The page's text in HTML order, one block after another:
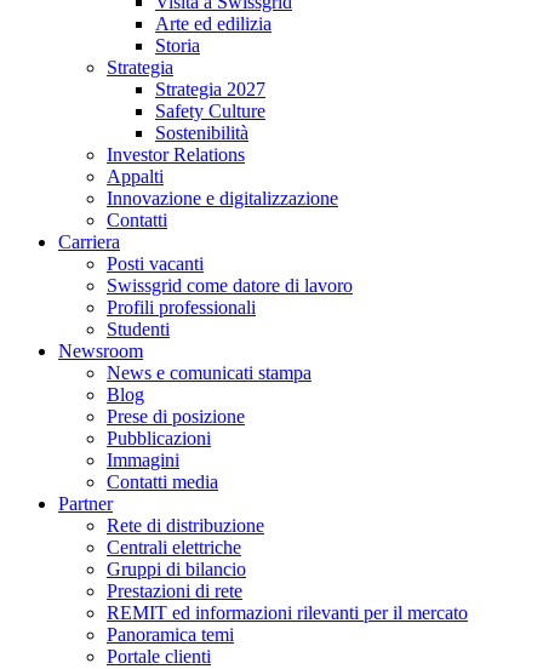
Arte ed edilizia
Storia
Strategia
Strategia 2027
Safety Culture
Sostenibilità
Investor Relations
Appalti
Innovazione e digitalizzazione
Contatti
Carriera
Posti vacanti
Swissgrid come datore di lavoro
Profili professionali
Studenti
Newsroom
News e comunicati stampa
Blog
Prese di posizione
Pubblicazioni
Immagini
Contatti media
Partner
Rete di distribuzione
Centrali elettriche
Gruppi di bilancio
Prestazioni di rete
REMIT ed informazioni rilevanti per il mercato
Panoramica temi
Portale clienti